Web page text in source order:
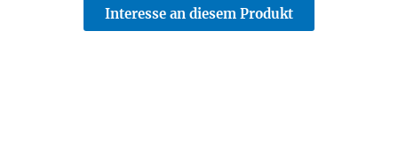
Interesse an diesem Produkt